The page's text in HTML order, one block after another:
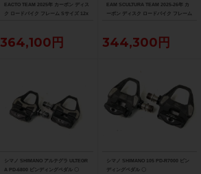
EACTO TEAM 2025年 カーボン ディス
ク ロードバイク フレーム Sサイズ 12x
364,100円
EAM SCULTURA TEAM 2025-26年 カ
ーボン ディスク ロードバイク フレーム
344,300円
シマノ SHIMANO アルテグラ ULTEGR
A PD-6800 ビンディングペダル 〇
シマノ SHIMANO 105 PD-R7000 ビン
ディングペダル 〇